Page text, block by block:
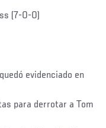
(7-0-0)
evidenciado en
para derrotar a Tom